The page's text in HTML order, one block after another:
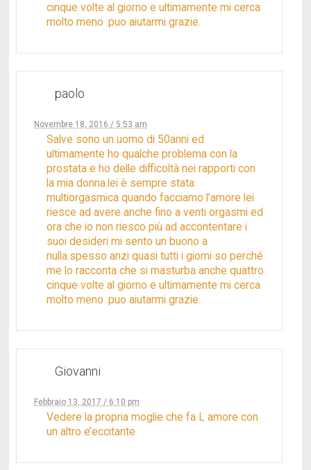
cinque volte al giorno e ultimamente mi cerca
molto meno .puo aiutarmi grazie.
paolo
Novembre 18, 2016 / 5:53 am
Salve sono un uomo di 50anni ed
ultimamente ho qualche problema con la
prostata e ho delle difficoltà nei rapporti con
la mia donna.lei è sempre stata
multiorgasmica quando facciamo l’amore lei
riesce ad avere anche fino a venti orgasmi ed
ora che io non riesco più ad accontentare i
suoi desideri mi sento un buono a
nulla.spesso anzi quasi tutti i giorni so perché
me lo racconta che si masturba anche quattro
cinque volte al giorno e ultimamente mi cerca
molto meno .puo aiutarmi grazie.
Giovanni
Febbraio 13, 2017 / 6:10 pm
Vedere la propria moglie che fa L amore con
un altro e’eccitante